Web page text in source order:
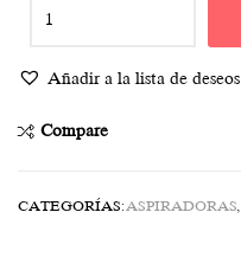
Añadir a la lista de deseos
Compare
CATEGORÍAS: ASPIRADORAS